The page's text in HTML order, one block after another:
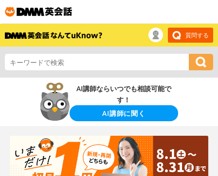
質問する
AI講師ならいつでも相談可能で
す！
AI講師に聞く